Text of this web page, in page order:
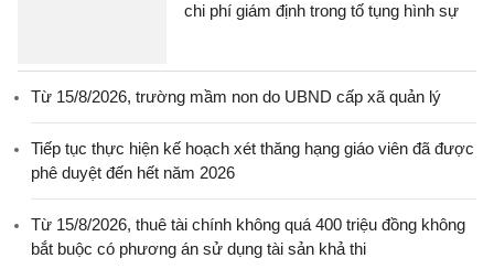
chi phí giám định trong tố tụng hình sự
Từ 15/8/2026, trường mầm non do UBND cấp xã quản lý
Tiếp tục thực hiện kế hoạch xét thăng hạng giáo viên đã được
phê duyệt đến hết năm 2026
Từ 15/8/2026, thuê tài chính không quá 400 triệu đồng không
bắt buộc có phương án sử dụng tài sản khả thi